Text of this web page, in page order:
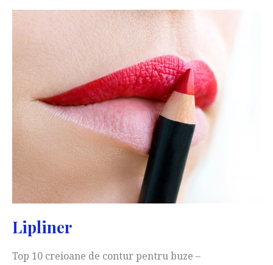
Lipliner
Top 10 creioane de contur pentru buze –